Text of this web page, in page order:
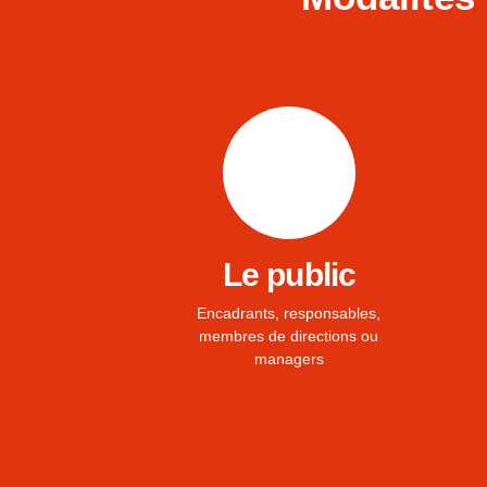
Le public
Encadrants, responsables,
membres de directions ou
managers